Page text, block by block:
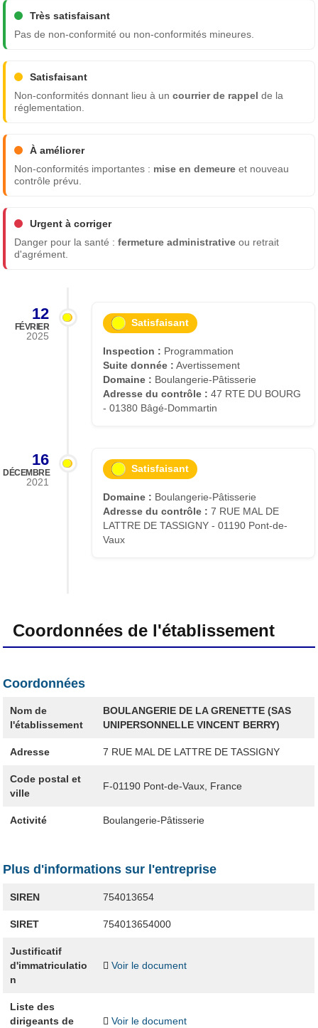
Très satisfaisant
Pas de non-conformité ou non-conformités mineures.
Satisfaisant
Non-conformités donnant lieu à uncourrier de rappel de la
réglementation.
À améliorer
Non-conformités importantes : mise en demeure et nouveau
contrôle prévu.
Urgent à corriger
Danger pour la santé :fermeture administrative ou retrait
d'agrément.
12
FÉVRIER
2025
Satisfaisant
Inspection : Programmation
Suite donnée : Avertissement
Domaine : Boulangerie-Pâtisserie
Adresse du contrôle : 47 RTE DU BOURG
- 01380 Bâgé-Dommartin
16
DÉCEMBRE
2021
Satisfaisant
Domaine : Boulangerie-Pâtisserie
Adresse du contrôle : 7 RUE MAL DE
LATTRE DE TASSIGNY - 01190 Pont-de-
Vaux
Coordonnées de l'établissement
Coordonnées
Nom de
l'établissement
BOULANGERIE DE LA GRENETTE (SAS
UNIPERSONNELLE VINCENT BERRY)
Adresse 7 RUE MAL DE LATTRE DE TASSIGNY
Code postal et
ville
F-01190 Pont-de-Vaux, France
Activité Boulangerie-Pâtisserie
Plus d'informations sur l'entreprise
SIREN 754013654
SIRET 754013654000
Justificatif
d'immatriculatio
n
Voir le document
Liste des
dirigeants de
Voir le document